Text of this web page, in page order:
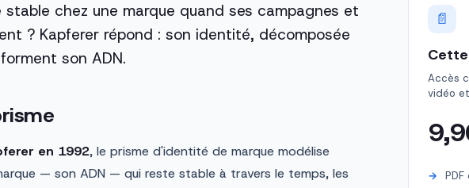
chez une marque quand ses campagnes et
? Kapferer répond : son identité, décomposée
son ADN.
en 1992, le prisme d'identité de marque modélise
— son ADN — qui reste stable à travers le temps, les
📄
Accès
vidéo